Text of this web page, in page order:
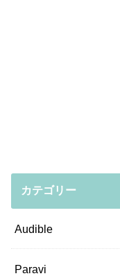
カテゴリー
Audible
Paravi